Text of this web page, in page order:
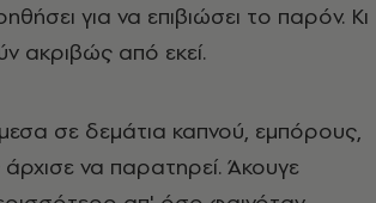
για να επιβιώσει το παρόν. Κι
ακριβώς από εκεί.
σε δεμάτια καπνού, εμπόρους,
να παρατηρεί. Άκουγε